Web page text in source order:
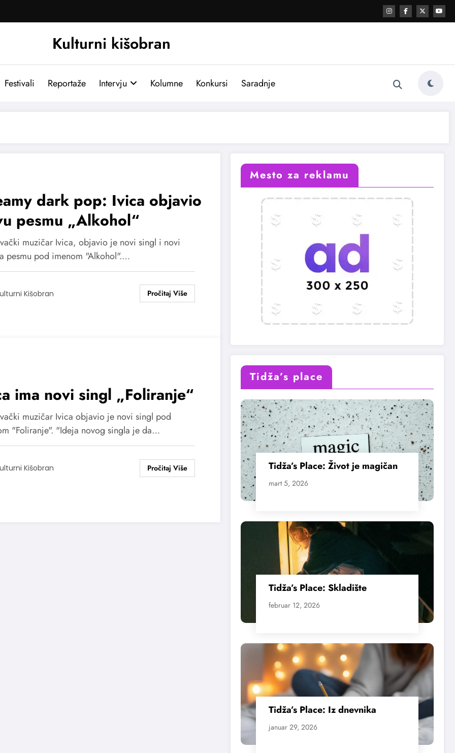
Kulturni kišobran
Festivali Reportaže Intervju Kolumne Konkursi Saradnje
dark pop: Ivica objavio
pesmu „Alkohol“
muzičar Ivica, objavio je novi singl i novi
pesmu pod imenom "Alkohol".…
Kišobran
ima novi singl „Foliranje“
muzičar Ivica objavio je novi singl pod
"Foliranje". "Ideja novog singla je da…
Kišobran
Mesto za reklamu
Tidža’s place
Tidža’s Place: Život je magičan
mart 5, 2026
Tidža’s Place: Skladište
februar 12, 2026
Tidža’s Place: Iz dnevnika
januar 29, 2026